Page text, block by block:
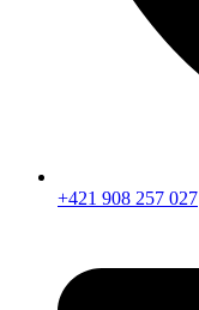
+421 908 257 027